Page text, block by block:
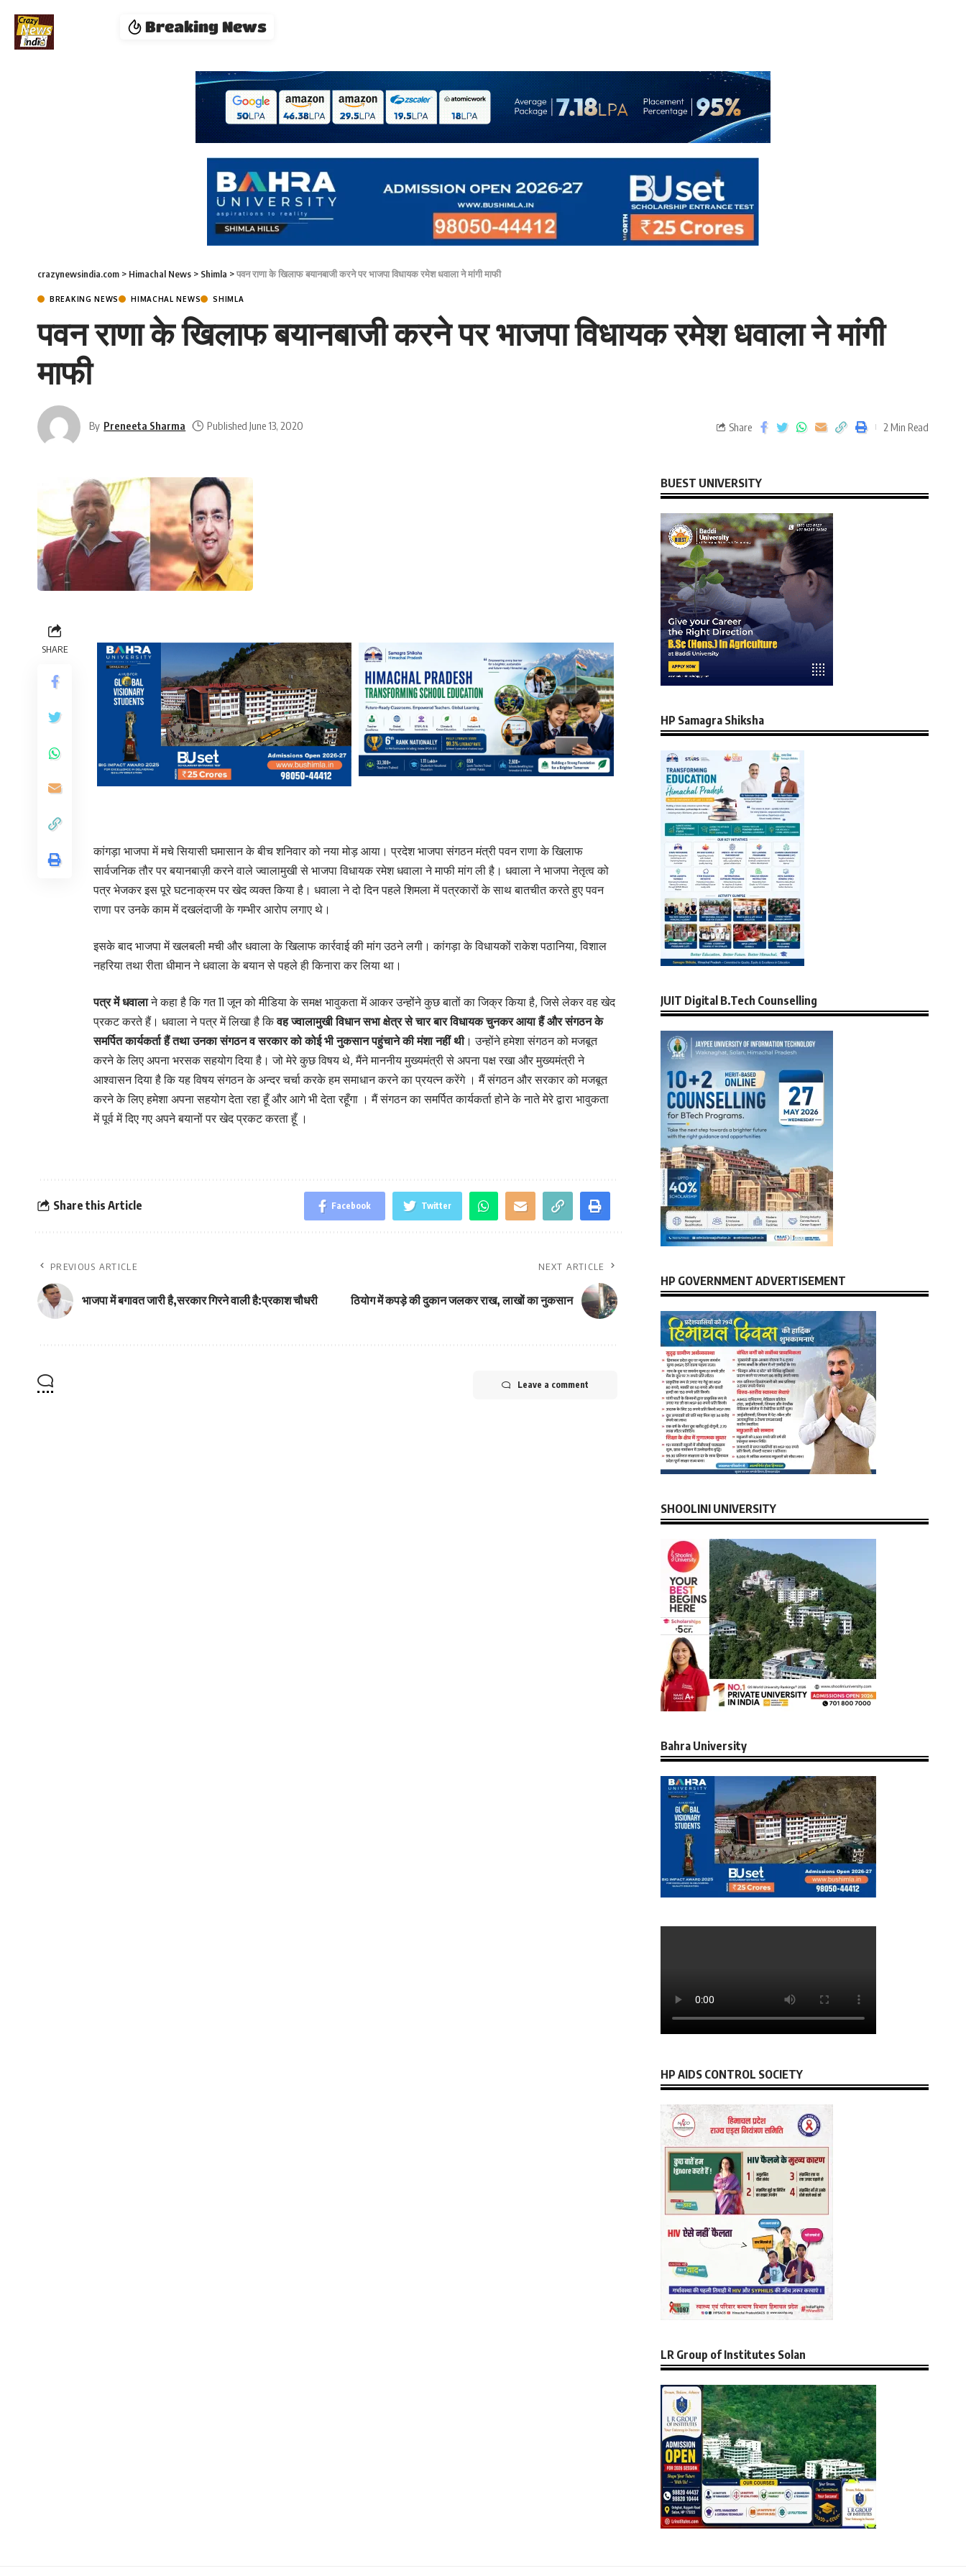
Breaking News
crazynewsindia.com > Himachal News > Shimla >पवन राणा के खिलाफ बयानबाजी करने पर भाजपा विधायक रमेश धवाला ने मांगी माफी
BREAKING NEWS HIMACHAL NEWS SHIMLA
पवन राणा के खिलाफ बयानबाजी करने पर भाजपा विधायक रमेश धवाला ने मांगी
माफी
By Preneeta Sharma Published June 13, 2020 Share 2 Min Read
SHARE
कांगड़ा भाजपा में मचे सियासी घमासान के बीच शनिवार को नया मोड़ आया। प्रदेश भाजपा संगठन मंत्री पवन राणा के खिलाफ
सार्वजनिक तौर पर बयानबाज़ी करने वाले ज्वालामुखी से भाजपा विधायक रमेश धवाला ने माफी मांग ली है। धवाला ने भाजपा नेतृत्व को
पत्र भेजकर इस पूरे घटनाक्रम पर खेद व्यक्त किया है। धवाला ने दो दिन पहले शिमला में पत्रकारों के साथ बातचीत करते हुए पवन
राणा पर उनके काम में दखलंदाजी के गम्भीर आरोप लगाए थे।
इसके बाद भाजपा में खलबली मची और धवाला के खिलाफ कार्रवाई की मांग उठने लगी। कांगड़ा के विधायकों राकेश पठानिया, विशाल
नहरिया तथा रीता धीमान ने धवाला के बयान से पहले ही किनारा कर लिया था।
पत्र में धवालाने कहा है कि गत 11 जून को मीडिया के समक्ष भावुकता में आकर उन्होंने कुछ बातों का जिक्र किया है, जिसे लेकर वह खेद
प्रकट करते हैं। धवाला ने पत्र में लिखा है किवह ज्वालामुखी विधान सभा क्षेत्र से चार बार विधायक चुनकर आया हैं और संगठन के
समर्पित कार्यकर्ता हैं तथा उनका संगठन व सरकार को कोई भी नुकसान पहुंचाने की मंशा नहीं थी। उन्होंने हमेशा संगठन को मजबूत
करने के लिए अपना भरसक सहयोग दिया है। जो मेरे कुछ विषय थे, मैंने माननीय मुख्यमंत्री से अपना पक्ष रखा और मुख्यमंत्री ने
आश्वासन दिया है कि यह विषय संगठन के अन्दर चर्चा करके हम समाधान करने का प्रयत्न करेंगे । मैं संगठन और सरकार को मजबूत
करने के लिए हमेशा अपना सहयोग देता रहा हूँ और आगे भी देता रहूँगा । मैं संगठन का समर्पित कार्यकर्ता होने के नाते मेरे द्वारा भावुकता
में पूर्व में दिए गए अपने बयानों पर खेद प्रकट करता हूँ ।
Share this Article Facebook Twitter
PREVIOUS ARTICLE
भाजपा में बगावत जारी है,सरकार गिरने वाली है:प्रकाश चौधरी
NEXT ARTICLE
ठियोग में कपड़े की दुकान जलकर राख, लाखों का नुकसान
Leave a comment
BUEST UNIVERSITY
HP Samagra Shiksha
JUIT Digital B.Tech Counselling
HP GOVERNMENT ADVERTISEMENT
SHOOLINI UNIVERSITY
Bahra University
HP AIDS CONTROL SOCIETY
LR Group of Institutes Solan